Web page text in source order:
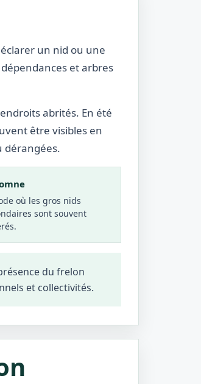
un nid ou une
et arbres
abrités. En été
être visibles en
dérangées.
où les gros nids
sont souvent
du frelon
et collectivités.